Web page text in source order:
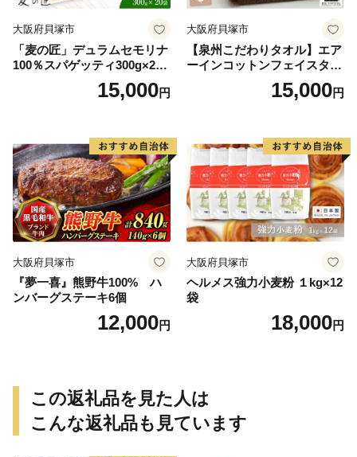
大阪府貝塚市
「麦の匠」デュラムセモリナ
100％スパゲッティ300g×20
袋/パスタ 国産 貝塚産 麺 も
ちもち 大阪府貝塚市15,000円
大阪府貝塚市
【泉州こだわりタオル】エア
ーインコットンフェイスタオ
15,000円
大阪府貝塚市
『夢一喜』熊野牛100% ハ
ンバーグステーキ6個
12,000円
大阪府貝塚市
ヘルメス強力小麦粉 １kg×12
袋
18,000円
この返礼品を見た人は
こんな返礼品も見ています